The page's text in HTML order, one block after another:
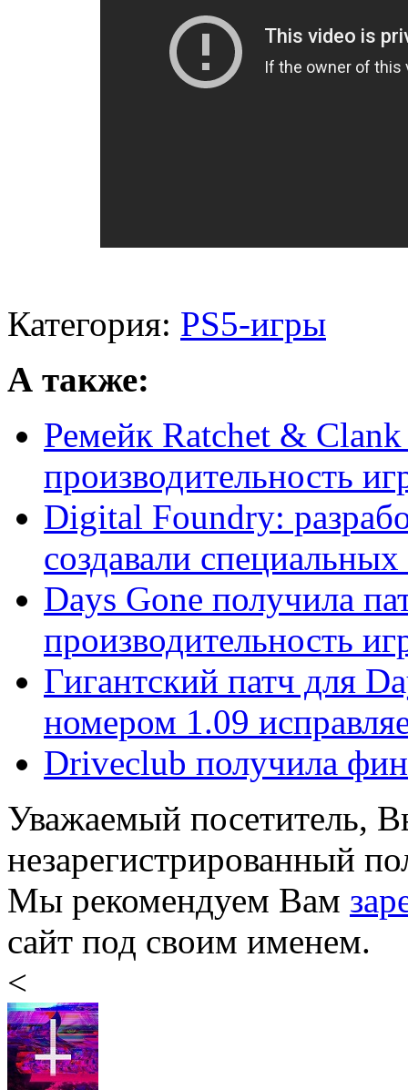
Категория: PS5-игры
А также:
Ремейк Ratchet &
производительность
Digital Foundry:
создавали
Days Gone получила
производительность
Гигантский патч для
номером 1.09
Driveclub получила
Уважаемый посетитель,
незарегистрированный
Мы рекомендуем Вам
сайт под своим именем.
<